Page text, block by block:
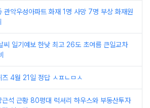
관악우성아파트 화재 1명 사망 7명 부상 화재원
씨 일기예보 한낮 최고 26도 초여름 큰일교차
즈 4월 21일 정답 ㅅㅍㄴㅁㅅ
근석 근황 80평대 럭셔리 하우스와 부동산투자